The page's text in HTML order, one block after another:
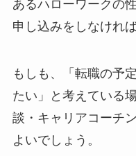
あるハローワークの
申し込みをしなけれ
もしも、「転職の予
たい」と考えている
談・キャリアコーチ
よいでしょう。